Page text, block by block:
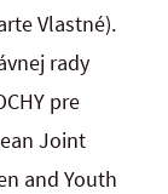
Vlastné).
rady
pre
Joint
and Youth